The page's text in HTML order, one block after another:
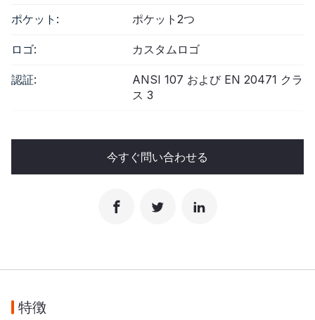
ポケット: ポケット2つ
ロゴ: カスタムロゴ
認証:
ANSI 107 および EN 20471 クラ
ス 3
今すぐ問い合わせる
特徴